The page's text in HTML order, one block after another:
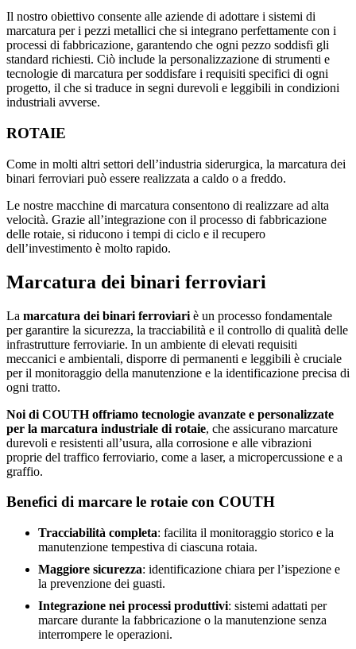
Il nostro obiettivo consente alle aziende di adottare i sistemi di
marcatura per i pezzi metallici che si integrano perfettamente con i
processi di fabbricazione, garantendo che ogni pezzo soddisfi gli
standard richiesti. Ciò include la personalizzazione di strumenti e
tecnologie di marcatura per soddisfare i requisiti specifici di ogni
progetto, il che si traduce in segni durevoli e leggibili in condizioni
industriali avverse.
ROTAIE
Come in molti altri settori dell’industria siderurgica, la marcatura dei
binari ferroviari può essere realizzata a caldo o a freddo.
Le nostre macchine di marcatura consentono di realizzare ad alta
velocità. Grazie all’integrazione con il processo di fabbricazione
delle rotaie, si riducono i tempi di ciclo e il recupero
dell’investimento è molto rapido.
Marcatura dei binari ferroviari
La marcatura dei binari ferroviari è un processo fondamentale
per garantire la sicurezza, la tracciabilità e il controllo di qualità delle
infrastrutture ferroviarie. In un ambiente di elevati requisiti
meccanici e ambientali, disporre di permanenti e leggibili è cruciale
per il monitoraggio della manutenzione e la identificazione precisa di
ogni tratto.
Noi di COUTH offriamo tecnologie avanzate e personalizzate
per la marcatura industriale di rotaie, che assicurano marcature
durevoli e resistenti all’usura, alla corrosione e alle vibrazioni
proprie del traffico ferroviario, come a laser, a micropercussione e a
graffio.
Benefici di marcare le rotaie con COUTH
Tracciabilità completa: facilita il monitoraggio storico e la
manutenzione tempestiva di ciascuna rotaia.
Maggiore sicurezza: identificazione chiara per l’ispezione e
la prevenzione dei guasti.
Integrazione nei processi produttivi: sistemi adattati per
marcare durante la fabbricazione o la manutenzione senza
interrompere le operazioni.